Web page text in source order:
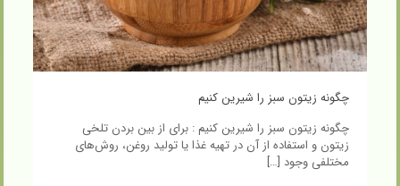
چگونه زیتون سبز را شیرین کنیم
چگونه زیتون سبز را شیرین کنیم : برای از بین بردن تلخی
زیتون و استفاده از آن در تهیه غذا یا تولید روغن، روش‌های
مختلفی وجود […]